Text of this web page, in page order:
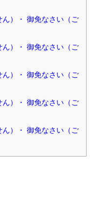
）・ 御免なさい（ご
）・ 御免なさい（ご
）・ 御免なさい（ご
）・ 御免なさい（ご
）・ 御免なさい（ご